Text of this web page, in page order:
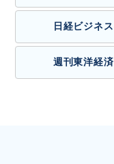
日経ビジネス
週刊東洋経済